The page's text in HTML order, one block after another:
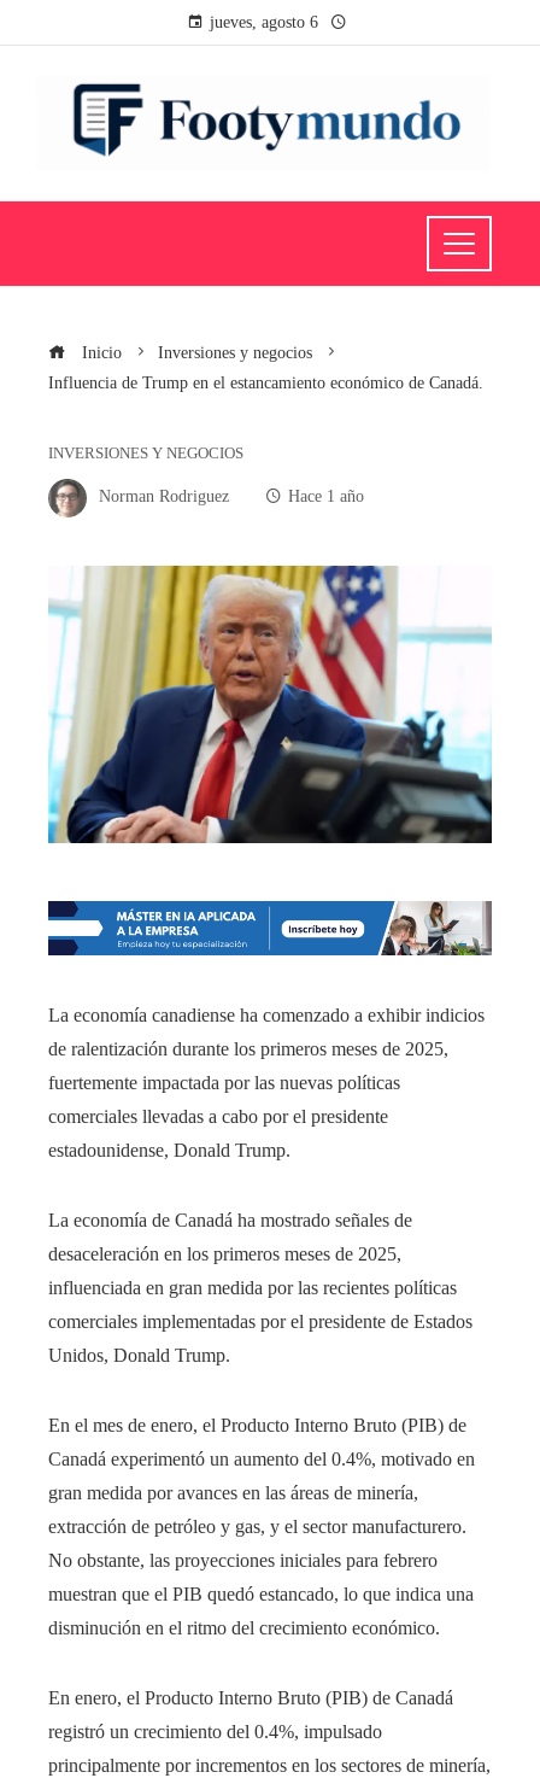
jueves, agosto 6
Inicio
Inversiones y negocios
Influencia de Trump en el estancamiento económico de Canadá.
INVERSIONES Y NEGOCIOS
Norman Rodriguez Hace 1 año
La economía canadiense ha comenzado a exhibir indicios
de ralentización durante los primeros meses de 2025,
fuertemente impactada por las nuevas políticas
comerciales llevadas a cabo por el presidente
estadounidense, Donald Trump.
​La economía de Canadá ha mostrado señales de
desaceleración en los primeros meses de 2025,
influenciada en gran medida por las recientes políticas
comerciales implementadas por el presidente de Estados
Unidos, Donald Trump.​
En el mes de enero, el Producto Interno Bruto (PIB) de
Canadá experimentó un aumento del 0.4%, motivado en
gran medida por avances en las áreas de minería,
extracción de petróleo y gas, y el sector manufacturero.
No obstante, las proyecciones iniciales para febrero
muestran que el PIB quedó estancado, lo que indica una
disminución en el ritmo del crecimiento económico.
En enero, el Producto Interno Bruto (PIB) de Canadá
registró un crecimiento del 0.4%, impulsado
principalmente por incrementos en los sectores de minería,